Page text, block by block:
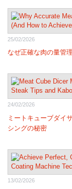
25/02/2026
なぜ正確な肉の量管
24/02/2026
ミートキューブダイ
シングの秘密
13/02/2026